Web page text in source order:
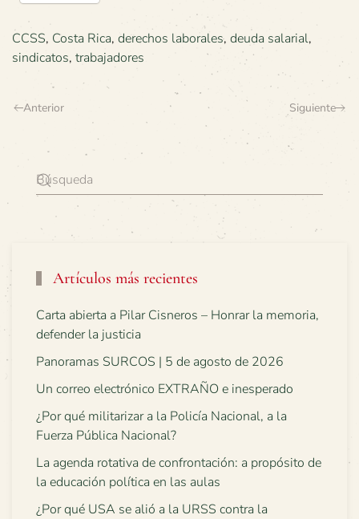
CCSS, Costa Rica, derechos laborales, deuda salarial,
sindicatos, trabajadores
Anterior Siguiente
Artículos más recientes
Carta abierta a Pilar Cisneros – Honrar la memoria,
defender la justicia
Panoramas SURCOS | 5 de agosto de 2026
Un correo electrónico EXTRAÑO e inesperado
¿Por qué militarizar a la Policía Nacional, a la
Fuerza Pública Nacional?
La agenda rotativa de confrontación: a propósito de
la educación política en las aulas
¿Por qué USA se alió a la URSS contra la